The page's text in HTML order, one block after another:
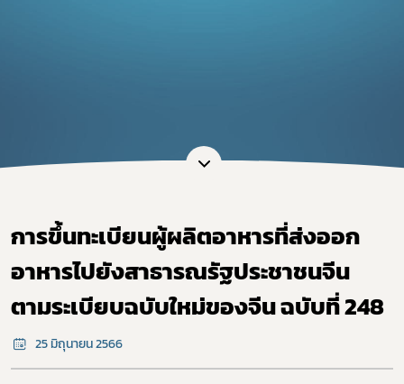
การขึ้นทะเบียนผู้ผลิตอาหารที่ส่งออก
อาหารไปยังสาธารณรัฐประชาชนจีน
ตามระเบียบฉบับใหม่ของจีน ฉบับที่ 248
25 มิถุนายน 2566